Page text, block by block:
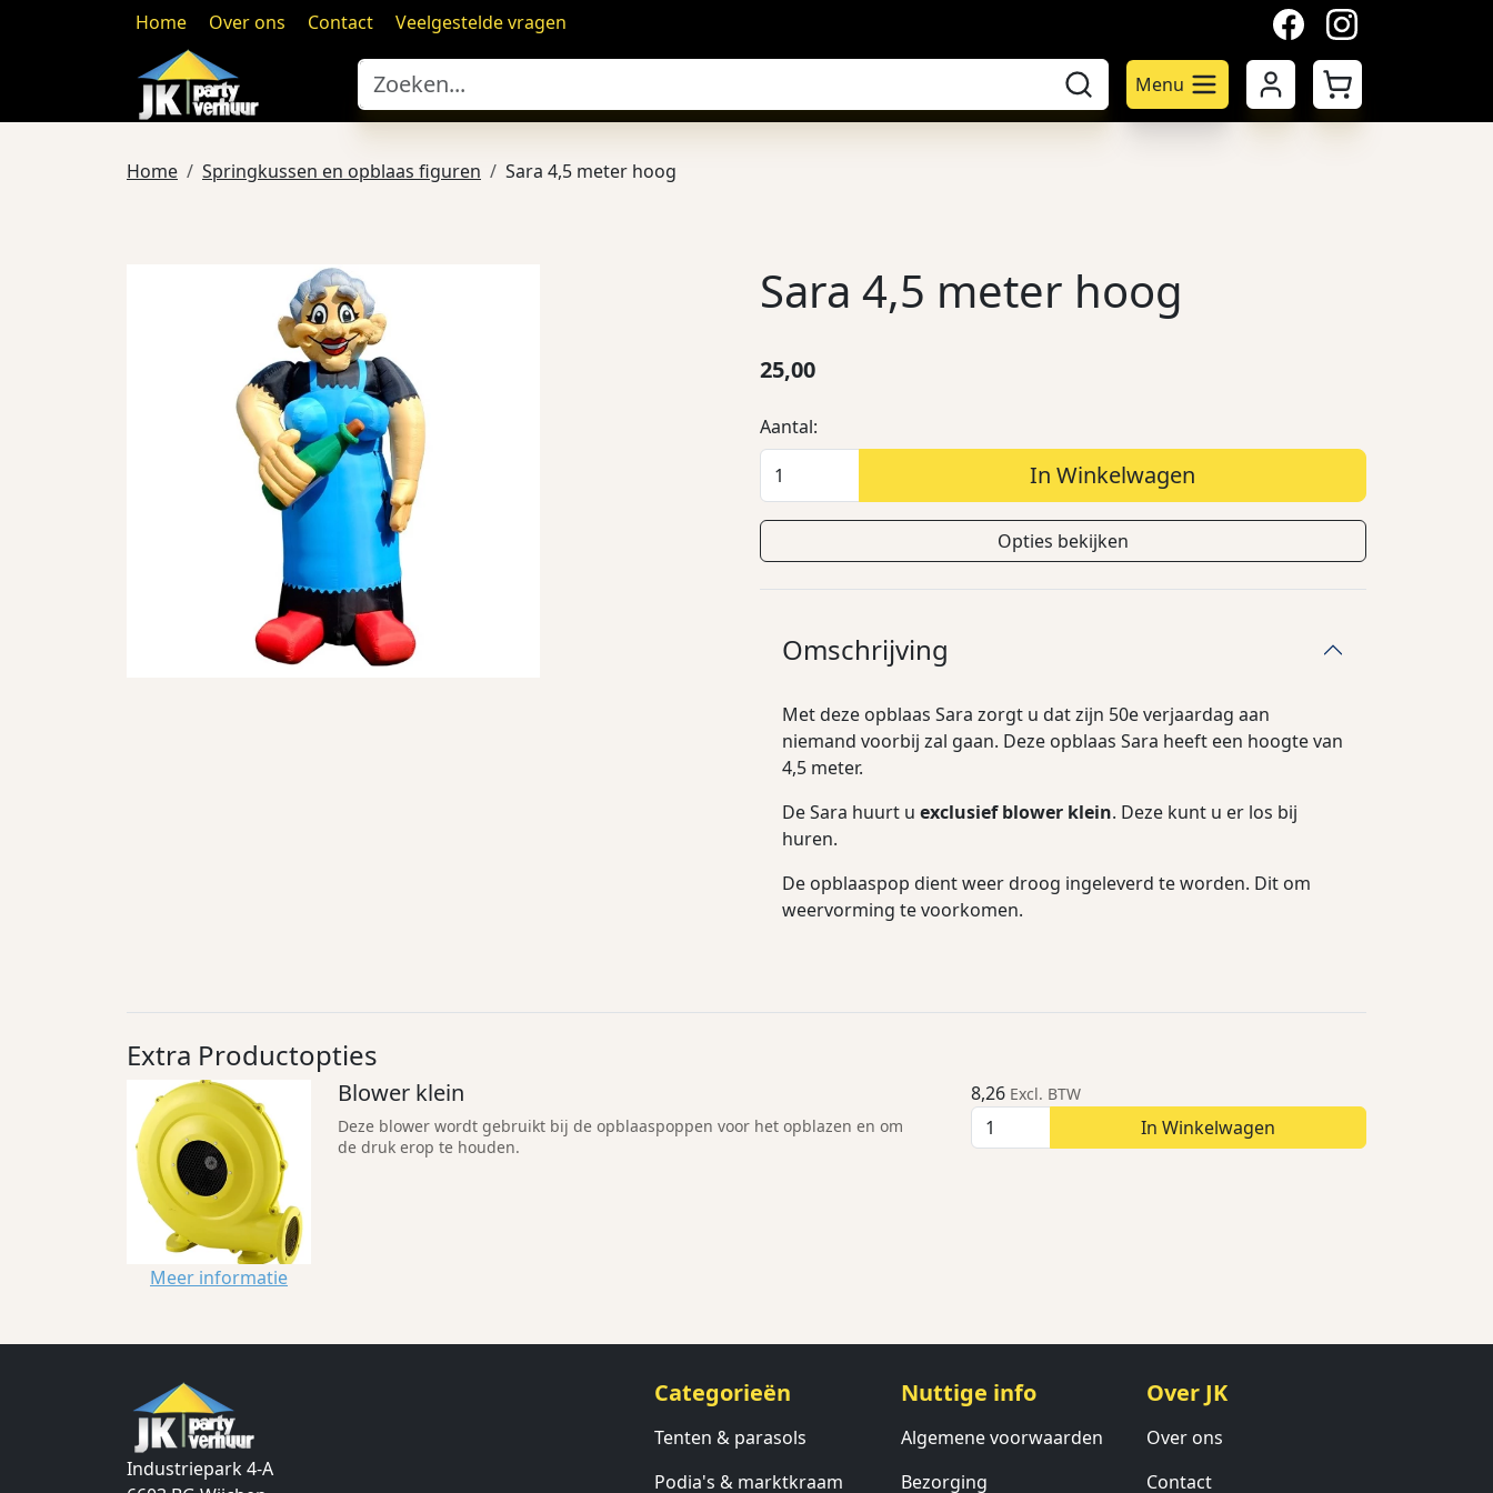
Home Over ons Contact Veelgestelde vragen facebookinstagram
Menu Mijn accountWinkelwagen
Home Springkussen en opblaas figuren Sara 4,5 meter hoog
Sara 4,5 meter hoog
25,00
Aantal:
In Winkelwagen
Opties bekijken
Omschrijving
Met deze opblaas Sara zorgt u dat zijn 50e verjaardag aan
niemand voorbij zal gaan. Deze opblaas Sara heeft een hoogte van
4,5 meter.
De Sara huurt u exclusief blower klein. Deze kunt u er los bij
huren.
De opblaaspop dient weer droog ingeleverd te worden. Dit om
weervorming te voorkomen.
Extra Productopties
Meer informatie
8,26 Excl. BTW
In Winkelwagen
Blower klein
Deze blower wordt gebruikt bij de opblaaspoppen voor het opblazen en om
de druk erop te houden.
Industriepark 4-A
Categorieën
Tenten & parasols
Podia's & marktkraam
Nuttige info
Algemene voorwaarden
Bezorging
Over JK
Over ons
Contact